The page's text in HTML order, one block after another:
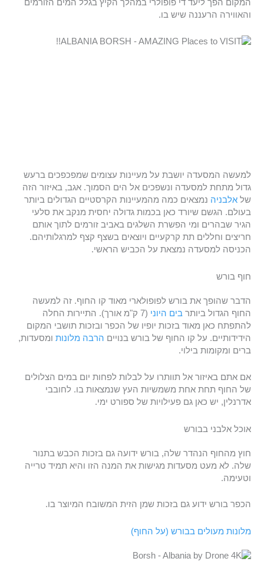
המקום הפך ליעד די פופולרי במהלך הקיץ בגלל המים הזורמים
והאווירה הרעננה שיש בו.
למעשה המסעדה יושבת על מעיינות עצומים שמפכפכים ברעש
גדול מתחת למסעדה ונשפכים אל הים הסמוך. אגב, באיזור הזה
שלאלבניה נמצאים כמה מהמעיינות הקרסטיים הגדולים ביותר
בעולם. הגשם שיורד כאן בכמות גדולה יחסית מנקב את סלעי
הגיר שבהרים ומי הפשרת השלגים באביב זורמים לתוך אותם
חריצים וחללים תת קרקעיים ויוצאים בשצף קצף למרגלותיהם.
הכניסה למסעדה נמצאת על הכביש הראשי.
חוף בורש
הדבר שהופך את בורש לפופולארי מאוד קו החוף. זה למעשה
החוף הגדול ביותרבים היוני
(7 ק"מ אורך). התיירות החלה
להתפתח כאן מאוד בזכות יופיו של הכפר ובזכות תושבי המקום
הידידותיים. על קו החוף של בורש בנויים הרבה מלונות ומסעדות,
ברים ומקומות בילוי.
אם אתם באיזור אל תוותרו על לבלות לפחות יום במים הצלולים
של החוף תחת אחת משמשיות העץ שנמצאות בו. לחובבי
אדרנלין, יש כאן גם פעילויות של ספורט ימי.
אוכל אלבני בבורש
חוץ מהחוף הנהדר שלה, בורש ידועה גם בזכות הכבש בתנור
שלה. לא מעט מסעדות מגישות את המנה הזו והיא תמיד טרייה
וטעימה.
הכפר בורש ידוע גם בזכות שמן הזית המשובח המיוצר בו.
מלונות מעולים בבורש (על החוף)